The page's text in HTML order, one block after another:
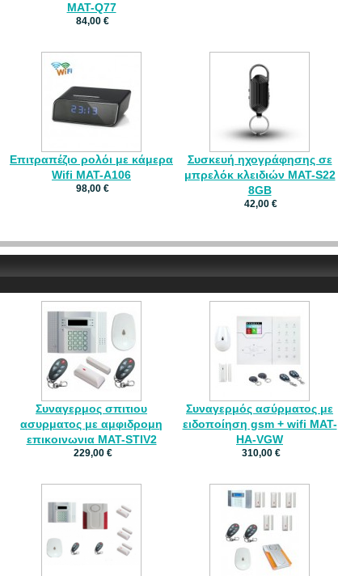
MAT-Q77
84,00 €
Επιτραπέζιο ρολόι με κάμερα
Wifi MAT-A106
98,00 €
Συσκευή ηχογράφησης σε
μπρελόκ κλειδιών MAT-S22
8GB
42,00 €
Συναγερμος σπιτιου
ασυρματος με αμφιδρομη
επικοινωνια MAT-STIV2
229,00 €
Συναγερμός ασύρματος με
ειδοποίηση gsm + wifi MAT-
HA-VGW
310,00 €